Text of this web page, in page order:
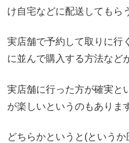
け自宅などに配送してもら
実店舗で予約して取りに行
に並んで購入する方法など
実店舗に行った方が確実と
が楽しいというのもありま
どちらかというと(という